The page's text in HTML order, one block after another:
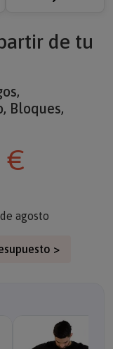
de tu
Bloques,
€
agosto
>